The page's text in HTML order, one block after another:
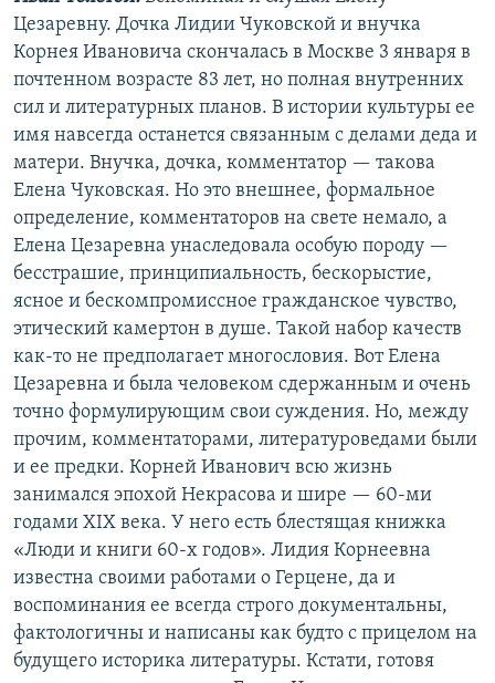
Цезаревну. Дочка Лидии Чуковской и внучка
Корнея Ивановича скончалась в Москве 3 января в
почтенном возрасте 83 лет, но полная внутренних
сил и литературных планов. В истории культуры ее
имя навсегда останется связанным с делами деда и
матери. Внучка, дочка, комментатор — такова
Елена Чуковская. Но это внешнее, формальное
определение, комментаторов на свете немало, а
Елена Цезаревна унаследовала особую породу —
бесстрашие, принципиальность, бескорыстие,
ясное и бескомпромиссное гражданское чувство,
этический камертон в душе. Такой набор качеств
как-то не предполагает многословия. Вот Елена
Цезаревна и была человеком сдержанным и очень
точно формулирующим свои суждения. Но, между
прочим, комментаторами, литературоведами были
и ее предки. Корней Иванович всю жизнь
занимался эпохой Некрасова и шире — 60-ми
годами XIX века. У него есть блестящая книжка
«Люди и книги 60-х годов». Лидия Корнеевна
известна своими работами о Герцене, да и
воспоминания ее всегда строго документальны,
фактологичны и написаны как будто с прицелом на
будущего историка литературы. Кстати, готовя